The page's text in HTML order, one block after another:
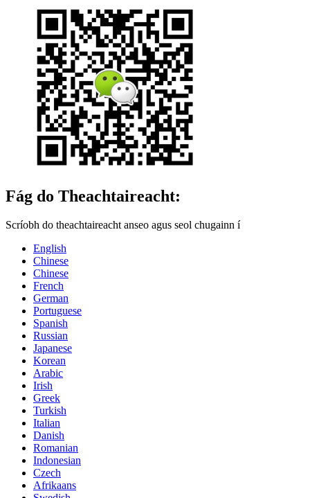
Fág do Theachtaireacht:
Scríobh do theachtaireacht anseo agus seol chugainn í
English
Chinese
Chinese
French
German
Portuguese
Spanish
Russian
Japanese
Korean
Arabic
Irish
Greek
Turkish
Italian
Danish
Romanian
Indonesian
Czech
Afrikaans